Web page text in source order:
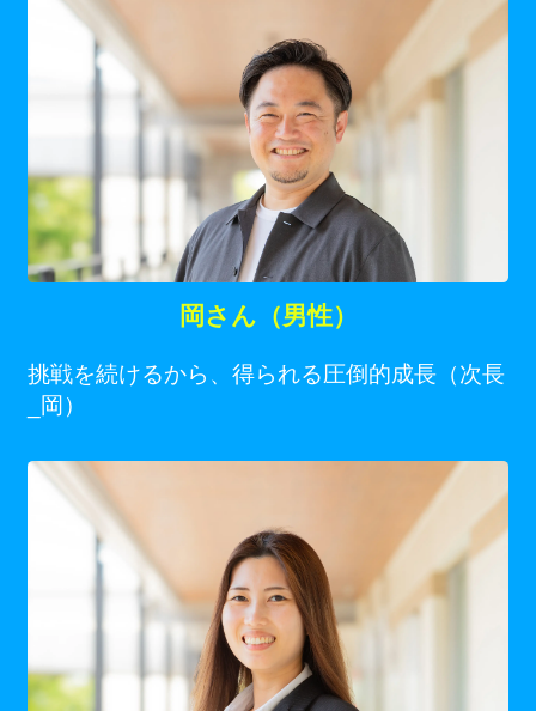
岡さん（男性）
挑戦を続けるから、得られる圧倒的成長（次長
_岡）